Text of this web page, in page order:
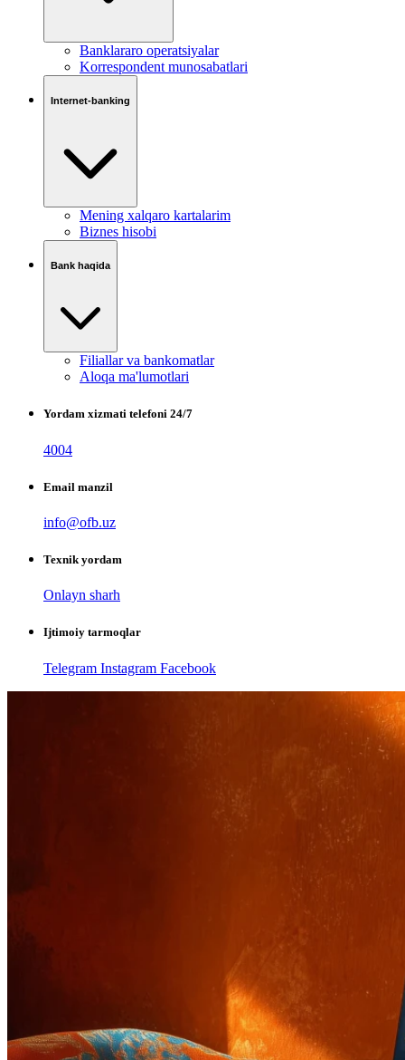
Banklararo operatsiyalar
Korrespondent munosabatlari
Internet-banking
Mening xalqaro kartalarim
Biznes hisobi
Bank haqida
Filiallar va bankomatlar
Aloqa ma'lumotlari
Yordam xizmati telefoni 24/7
4004
Email manzil
info@ofb.uz
Texnik yordam
Onlayn sharh
Ijtimoiy tarmoqlar
Telegram Instagram Facebook